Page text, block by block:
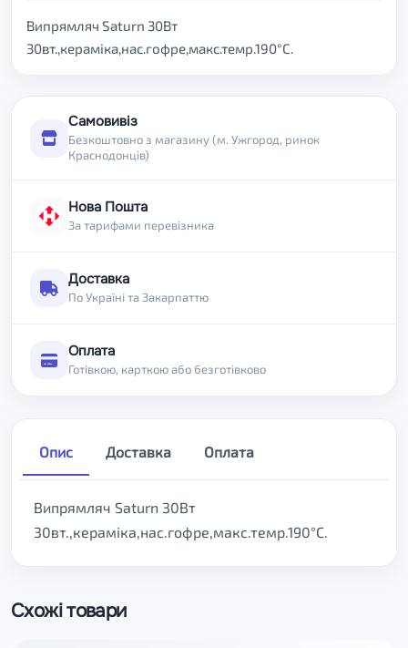
Випрямляч Saturn 30Вт
30вт.,кераміка,нас.гофре,макс.темр.190°C.
Самовивіз
Безкоштовно з магазину (м. Ужгород, ринок
Краснодонців)
Нова Пошта
За тарифами перевізника
Доставка
По Україні та Закарпаттю
Оплата
Готівкою, карткою або безготівково
Опис Доставка Оплата
Випрямляч Saturn 30Вт
30вт.,кераміка,нас.гофре,макс.темр.190°C.
Схожі товари